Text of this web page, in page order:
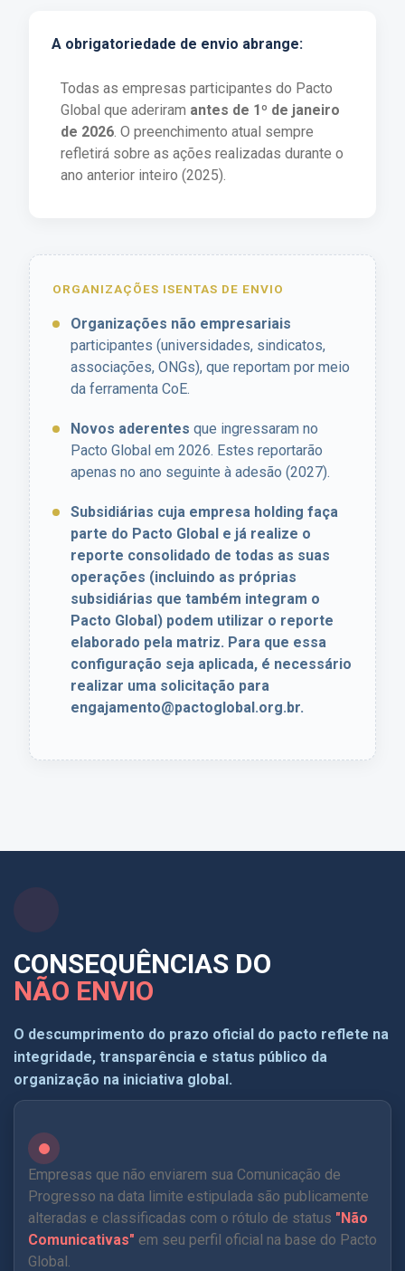
A obrigatoriedade de envio abrange:
Todas as empresas participantes do Pacto
Global que aderiram antes de 1º de janeiro
de 2026. O preenchimento atual sempre
refletirá sobre as ações realizadas durante o
ano anterior inteiro (2025).
ORGANIZAÇÕES ISENTAS DE ENVIO
Organizações não empresariais
participantes (universidades, sindicatos,
associações, ONGs), que reportam por meio
da ferramenta CoE.
Novos aderentes que ingressaram no
Pacto Global em 2026. Estes reportarão
apenas no ano seguinte à adesão (2027).
Subsidiárias cuja empresa holding faça
parte do Pacto Global e já realize o
reporte consolidado de todas as suas
operações (incluindo as próprias
subsidiárias que também integram o
Pacto Global) podem utilizar o reporte
elaborado pela matriz. Para que essa
configuração seja aplicada, é necessário
realizar uma solicitação para
engajamento@pactoglobal.org.br.
CONSEQUÊNCIAS DO
NÃO ENVIO
O descumprimento do prazo oficial do pacto reflete na
integridade, transparência e status público da
organização na iniciativa global.
Empresas que não enviarem sua Comunicação de
Progresso na data limite estipulada são publicamente
alteradas e classificadas com o rótulo de status "Não
Comunicativas" em seu perfil oficial na base do Pacto
Global.